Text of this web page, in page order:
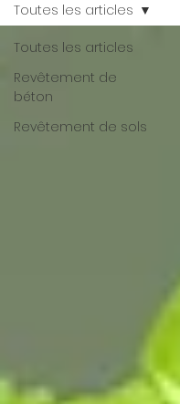
Toutes les articles
Revêtement de
béton
Revêtement de sols
Toutes les articles